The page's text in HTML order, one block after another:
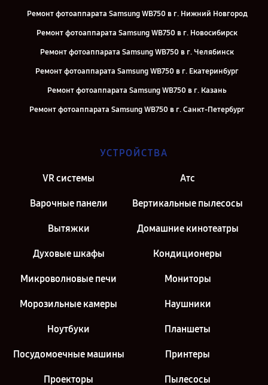
Ремонт фотоаппарата Samsung WB750 в г. Нижний Новгород
Ремонт фотоаппарата Samsung WB750 в г. Новосибирск
Ремонт фотоаппарата Samsung WB750 в г. Челябинск
Ремонт фотоаппарата Samsung WB750 в г. Екатеринбург
Ремонт фотоаппарата Samsung WB750 в г. Казань
Ремонт фотоаппарата Samsung WB750 в г. Санкт-Петербург
УСТРОЙСТВА
VR системы Атс
Варочные панели Вертикальные пылесосы
Вытяжки Домашние кинотеатры
Духовые шкафы Кондиционеры
Микроволновые печи Мониторы
Морозильные камеры Наушники
Ноутбуки Планшеты
Посудомоечные машины Принтеры
Проекторы Пылесосы